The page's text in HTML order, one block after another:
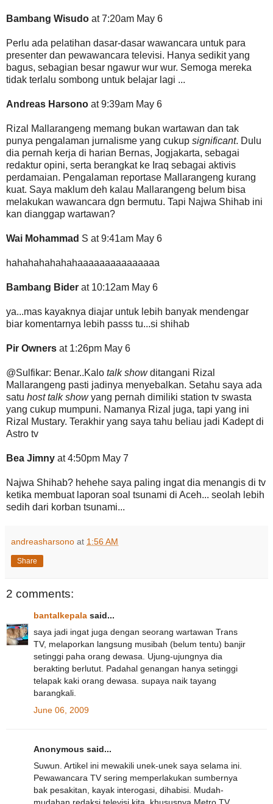
Bambang Wisudo at 7:20am May 6
Perlu ada pelatihan dasar-dasar wawancara untuk para
presenter dan pewawancara televisi. Hanya sedikit yang
bagus, sebagian besar ngawur wur wur. Semoga mereka
tidak terlalu sombong untuk belajar lagi ...
Andreas Harsono at 9:39am May 6
Rizal Mallarangeng memang bukan wartawan dan tak
punya pengalaman jurnalisme yang cukup significant. Dulu
dia pernah kerja di harian Bernas, Jogjakarta, sebagai
redaktur opini, serta berangkat ke Iraq sebagai aktivis
perdamaian. Pengalaman reportase Mallarangeng kurang
kuat. Saya maklum deh kalau Mallarangeng belum bisa
melakukan wawancara dgn bermutu. Tapi Najwa Shihab ini
kan dianggap wartawan?
Wai Mohammad S at 9:41am May 6
hahahahahahahaaaaaaaaaaaaaaa
Bambang Bider at 10:12am May 6
ya...mas kayaknya diajar untuk lebih banyak mendengar
biar komentarnya lebih passs tu...si shihab
Pir Owners at 1:26pm May 6
@Sulfikar: Benar..Kalo talk showditangani Rizal
Mallarangeng pasti jadinya menyebalkan. Setahu saya ada
satu host talk showyang pernah dimiliki station tv swasta
yang cukup mumpuni. Namanya Rizal juga, tapi yang ini
Rizal Mustary. Terakhir yang saya tahu beliau jadi Kadept di
Astro tv
Bea Jimny at 4:50pm May 7
Najwa Shihab? hehehe saya paling ingat dia menangis di tv
ketika membuat laporan soal tsunami di Aceh... seolah lebih
sedih dari korban tsunami...
andreasharsono at 1:56 AM
Share
2 comments:
bantalkepala said...
saya jadi ingat juga dengan seorang wartawan Trans
TV, melaporkan langsung musibah (belum tentu) banjir
setinggi paha orang dewasa. Ujung-ujungnya dia
berakting berlutut. Padahal genangan hanya setinggi
telapak kaki orang dewasa. supaya naik tayang
barangkali.
June 06, 2009
Anonymous said...
Suwun. Artikel ini mewakili unek-unek saya selama ini.
Pewawancara TV sering memperlakukan sumbernya
bak pesakitan, kayak interogasi, dihabisi. Mudah-